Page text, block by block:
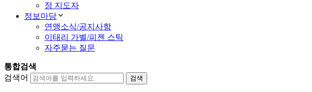
정 지도자
정보마당
연맹소식/공지사항
이태리 가벨/피젠 스틱
자주묻는 질문
통합검색
검색어